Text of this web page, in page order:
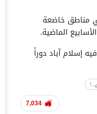
مناطق خاضعة
الماضية.
إسلام آباد دوراً
في الخليج.
منصة عسكرية
عدن.
7,034